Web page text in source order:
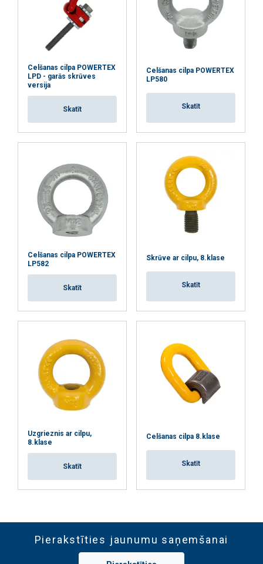
Celšanas cilpa POWERTEX
LPD - garās skrūves
versija
Skatīt
Celšanas cilpa POWERTEX
LP580
Skatīt
Celšanas cilpa POWERTEX
LP582
Skatīt
Skrūve ar cilpu, 8.klase
Skatīt
Uzgrieznis ar cilpu,
8.klase
Skatīt
Celšanas cilpa 8.klase
Skatīt
Pierakstīties jaunumu saņemšanai
Funkcionalitātes Neklasificētie
PIEKRIST VISIEM